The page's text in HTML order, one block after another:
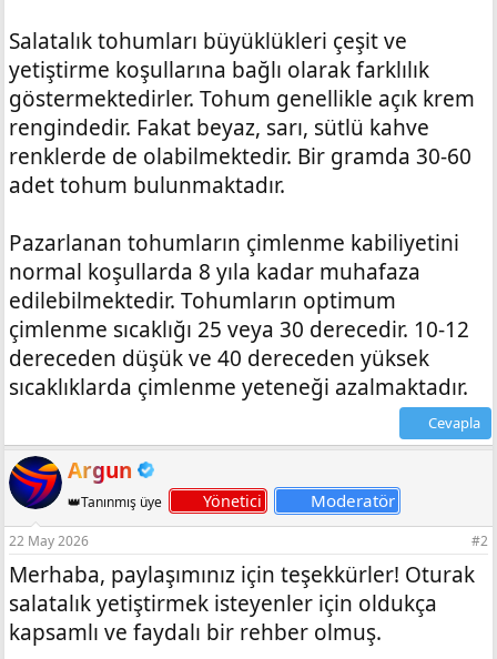
Salatalık tohumları büyüklükleri çeşit ve
yetiştirme koşullarına bağlı olarak farklılık
göstermektedirler. Tohum genellikle açık krem
rengindedir. Fakat beyaz, sarı, sütlü kahve
renklerde de olabilmektedir. Bir gramda 30-60
adet tohum bulunmaktadır.
Pazarlanan tohumların çimlenme kabiliyetini
normal koşullarda 8 yıla kadar muhafaza
edilebilmektedir. Tohumların optimum
çimlenme sıcaklığı 25 veya 30 derecedir. 10-12
dereceden düşük ve 40 dereceden yüksek
sıcaklıklarda çimlenme yeteneği azalmaktadır.
Cevapla
Argun
👑Tanınmış üye Yönetici Moderatör
22 May 2026 #2
Merhaba, paylaşımınız için teşekkürler! Oturak
salatalık yetiştirmek isteyenler için oldukça
kapsamlı ve faydalı bir rehber olmuş.